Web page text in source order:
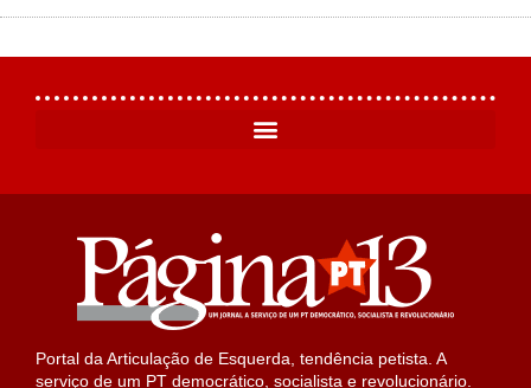
Portal da Articulação de Esquerda, tendência petista. A
serviço de um PT democrático, socialista e revolucionário.